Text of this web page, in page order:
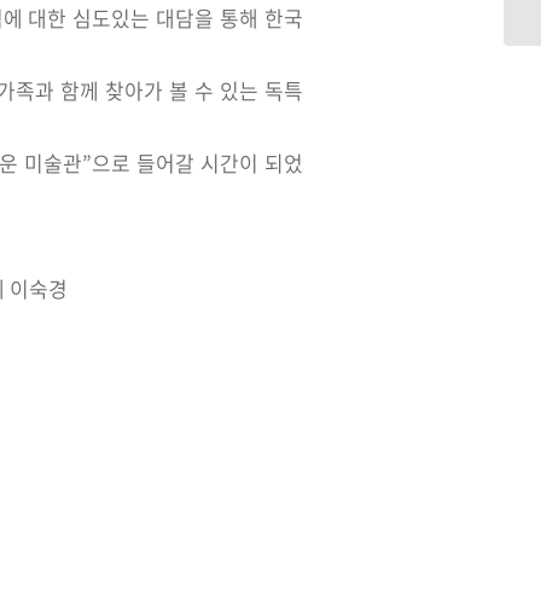
대한 심도있는 대담을 통해 한국
족과 함께 찾아가 볼 수 있는 독특
미술관”으로 들어갈 시간이 되었
이숙경